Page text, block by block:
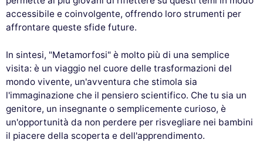
accessibile e coinvolgente, offrendo loro strumenti per
affrontare queste sfide future.
In sintesi, "Metamorfosi" è molto più di una semplice
visita: è un viaggio nel cuore delle trasformazioni del
mondo vivente, un'avventura che stimola sia
l'immaginazione che il pensiero scientifico. Che tu sia un
genitore, un insegnante o semplicemente curioso, è
un'opportunità da non perdere per risvegliare nei bambini
il piacere della scoperta e dell'apprendimento.